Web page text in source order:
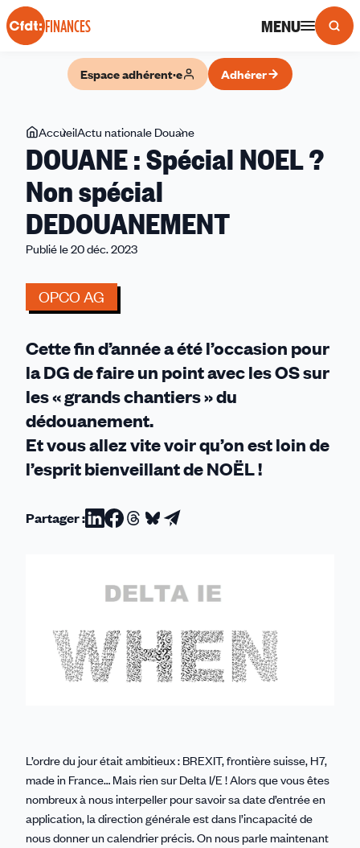
Panneau de gestion des cookies
FINANCES MENU
Espace adhérent·e Adhérer
Vous
êtes
ici
AccueilActu nationale Douane
:
?
Non
DOUANE : Spécial NOEL ?
Non spécial
DEDOUANEMENT
Publié le 20 déc. 2023
OPCO AG
Cette fin d’année a été l’occasion pour
la DG de faire un point avec les OS sur
les « grands chantiers » du
dédouanement.
Et vous allez vite voir qu’on est loin de
l’esprit bienveillant de NOËL !
Partager :Partager
Linkedin
Partager
Facebook
Partager
Threads
Partager
Bluesky
Partager
email
L’ordre du jour était ambitieux : BREXIT, frontière suisse, H7,
made in France… Mais rien sur Delta I/E ! Alors que vous êtes
nombreux à nous interpeller pour savoir sa date d’entrée en
application, la direction générale est dans l’incapacité de
nous donner un calendrier précis. On nous parle maintenant